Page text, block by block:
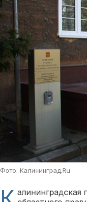
Фото: Калининград.Ru
алининградская